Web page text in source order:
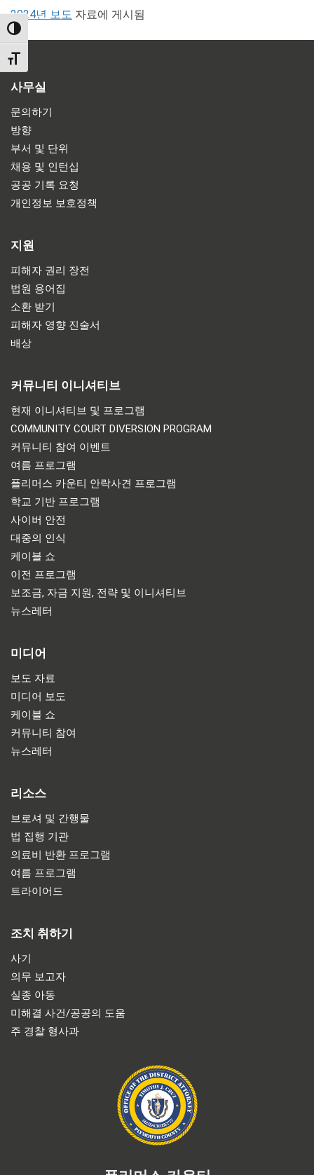
TOGGLE HIGH CONTRAST
TOGGLE FONT SIZE
2024년 보도 자료에 게시됨
사무실
문의하기
방향
부서 및 단위
채용 및 인턴십
공공 기록 요청
개인정보 보호정책
지원
피해자 권리 장전
법원 용어집
소환 받기
피해자 영향 진술서
배상
커뮤니티 이니셔티브
현재 이니셔티브 및 프로그램
COMMUNITY COURT DIVERSION PROGRAM
커뮤니티 참여 이벤트
여름 프로그램
플리머스 카운티 안락사견 프로그램
학교 기반 프로그램
사이버 안전
대중의 인식
케이블 쇼
이전 프로그램
보조금, 자금 지원, 전략 및 이니셔티브
뉴스레터
미디어
보도 자료
미디어 보도
케이블 쇼
커뮤니티 참여
뉴스레터
리소스
브로셔 및 간행물
법 집행 기관
의료비 반환 프로그램
여름 프로그램
트라이어드
조치 취하기
사기
의무 보고자
실종 아동
미해결 사건/공공의 도움
주 경찰 형사과